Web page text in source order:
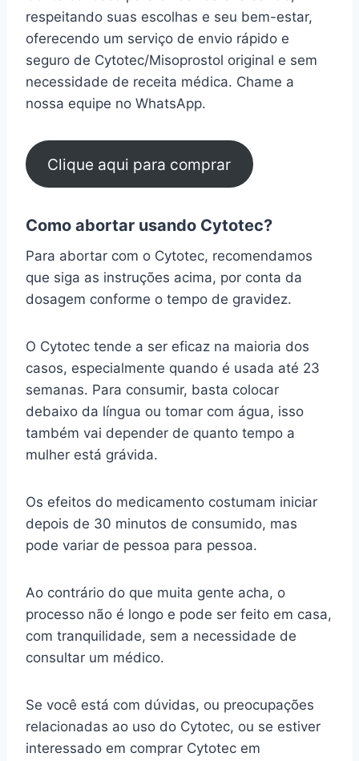
respeitando suas escolhas e seu bem-estar,
oferecendo um serviço de envio rápido e
seguro de Cytotec/Misoprostol original e sem
necessidade de receita médica. Chame a
nossa equipe no WhatsApp.
Clique aqui para comprar
Como abortar usando Cytotec?
Para abortar com o Cytotec, recomendamos
que siga as instruções acima, por conta da
dosagem conforme o tempo de gravidez.
O Cytotec tende a ser eficaz na maioria dos
casos, especialmente quando é usada até 23
semanas. Para consumir, basta colocar
debaixo da língua ou tomar com água, isso
também vai depender de quanto tempo a
mulher está grávida.
Os efeitos do medicamento costumam iniciar
depois de 30 minutos de consumido, mas
pode variar de pessoa para pessoa.
Ao contrário do que muita gente acha, o
processo não é longo e pode ser feito em casa,
com tranquilidade, sem a necessidade de
consultar um médico.
Se você está com dúvidas, ou preocupações
relacionadas ao uso do Cytotec, ou se estiver
interessado em comprar Cytotec em